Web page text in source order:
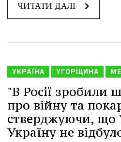
ЧИТАТИ ДАЛІ
УКРАЇНА УГОРЩИНА
"В Росії зробили
про війну та
стверджуючи, що
Україну не